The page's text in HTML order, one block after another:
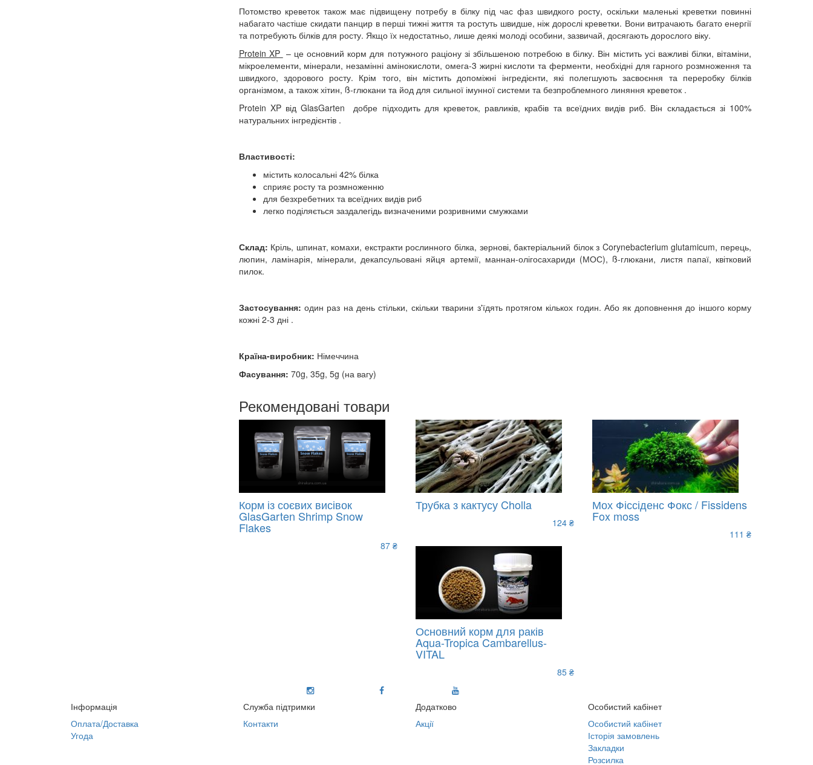
Потомство креветок також має підвищену потребу в білку під час фаз швидкого росту, оскільки маленькі креветки повинні
набагато частіше скидати панцир в перші тижні життя та ростуть швидше, ніж дорослі креветки. Вони витрачають багато енергії
та потребують білків для росту. Якщо їх недостатньо, лише деякі молоді особини, зазвичай, досягають дорослого віку.
Protein XP – це основний корм для потужного раціону зі збільшеною потребою в білку. Він містить усі важливі білки, вітаміни,
мікроелементи, мінерали, незамінні амінокислоти, омега-3 жирні кислоти та ферменти, необхідні для гарного розмноження та
швидкого, здорового росту. Крім того, він містить допоміжні інгредієнти, які полегшують засвоєння та переробку білків
організмом, а також хітин, ß-глюкани та йод для сильної імунної системи та безпроблемного линяння креветок .
Protein XP від ​​GlasGarten добре підходить для креветок, равликів, крабів та всеїдних видів риб. Він складається зі 100%
натуральних інгредієнтів .
Властивості:
містить колосальні 42% білка
сприяє росту та розмноженню
для безхребетних та всеїдних видів риб
легко поділяється заздалегідь визначеними розривними смужками
Склад: Кріль, шпинат, комахи, екстракти рослинного білка, зернові, бактеріальний білок з Corynebacterium glutamicum, перець,
люпин, ламінарія, мінерали, декапсульовані яйця артемії, маннан-олігосахариди (МОС), ß-глюкани, листя папаї, квітковий
пилок.
Застосування: один раз на день стільки, скільки тварини з'їдять протягом кількох годин. Або як доповнення до іншого корму
кожні 2-3 дні .
Країна-виробник: Німеччина
Фасування: 70g, 35g, 5g (на вагу)
Рекомендовані товари
Корм із соєвих висівок
GlasGarten Shrimp Snow
Flakes
87 ₴
Трубка з кактусу Cholla
124 ₴
Мох Фіссіденс Фокс / Fissidens
Fox moss
111 ₴
Основний корм для раків
Aqua-Tropica Cambarellus-
VITAL
85 ₴
Інформація
Оплата/Доставка
Угода
Служба підтримки
Контакти
Додатково
Акції
Особистий кабінет
Особистий кабінет
Історія замовлень
Закладки
Розсилка